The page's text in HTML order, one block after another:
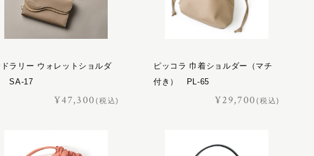
ラリー ウォレットショルダ
SA-17
¥47,300(税込)
ピッコラ 巾着ショルダー（マチ
付き） PL-65
¥29,700(税込)